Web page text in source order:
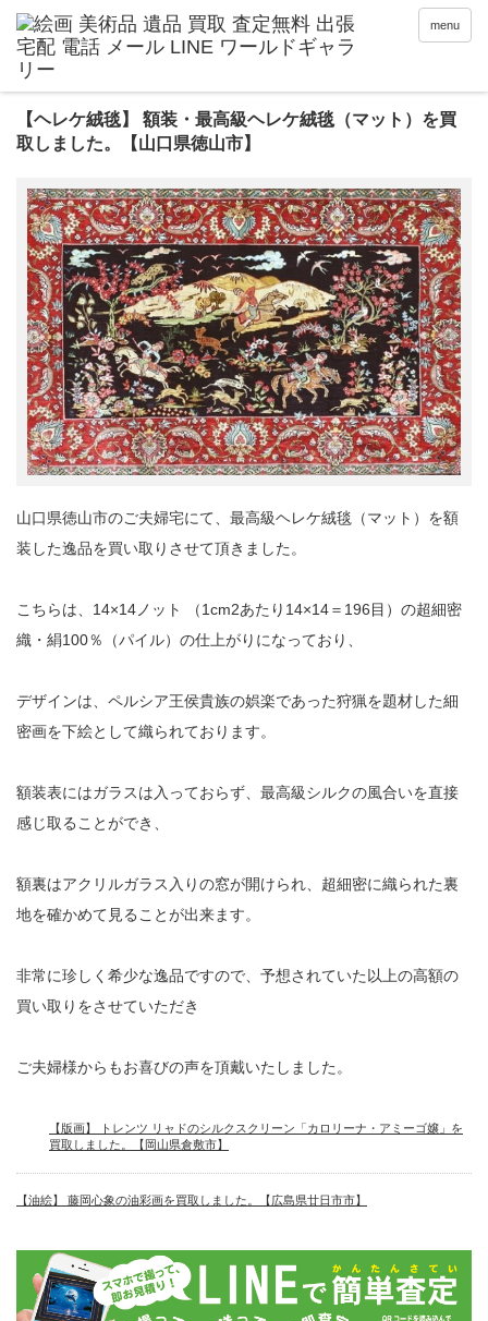
menu
【ヘレケ絨毯】 額装・最高級ヘレケ絨毯（マット）を買
取しました。【山口県徳山市】
山口県徳山市のご夫婦宅にて、最高級ヘレケ絨毯（マット）を額
装した逸品を買い取りさせて頂きました。
こちらは、14×14ノット （1cm2あたり14×14＝196目）の超細密
織・絹100％（パイル）の仕上がりになっており、
デザインは、ペルシア王侯貴族の娯楽であった狩猟を題材した細
密画を下絵として織られております。
額装表にはガラスは入っておらず、最高級シルクの風合いを直接
感じ取ることができ、
額裏はアクリルガラス入りの窓が開けられ、超細密に織られた裏
地を確かめて見ることが出来ます。
非常に珍しく希少な逸品ですので、予想されていた以上の高額の
買い取りをさせていただき
ご夫婦様からもお喜びの声を頂戴いたしました。
【版画】 トレンツ リャドのシルクスクリーン「カロリーナ・アミーゴ嬢」を
買取しました。【岡山県倉敷市】
【油絵】 藤岡心象の油彩画を買取しました。【広島県廿日市市】